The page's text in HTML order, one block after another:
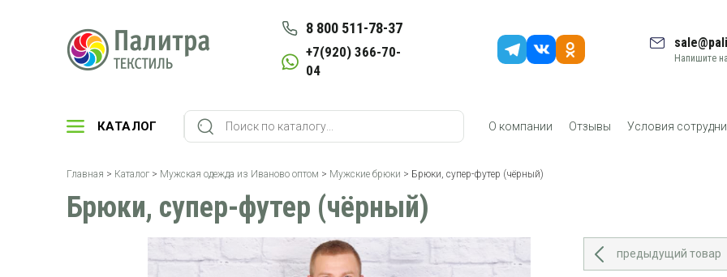
8 800 511-78-37
+7(920) 366-70-
04
Напишите
КАТАЛОГ О компании Отзывы Условия
Главная > Каталог > Мужская одежда из Иваново оптом > Мужские брюки > Брюки, супер-футер (чёрный)
Брюки, супер-футер (чёрный)
предыдущий товар